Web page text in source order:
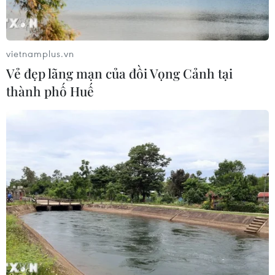
Nga thoái vốn nhà nước khỏi Sân bay
Quốc tế Sheremetyevo
07/08/2026 00:22
Nga thông báo tấn công căn
cứ ngầm của Ukraine
Tây Ban Nha: 100 người thiệt mạng
trong vụ vượt biển ồ ạt vào Ceuta
06/08/2026 16:03
Đức tuyên án chung thân đối tượng
vietnamplus.vn
Vẻ đẹp lãng mạn của đồi Vọng Cảnh tại
thành phố Huế